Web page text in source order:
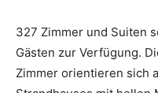
327 Zimmer und Suiten
Gästen zur Verfügung.
Zimmer orientieren sich